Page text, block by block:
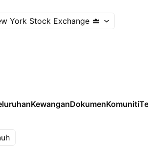
York Stock Exchange
KewanganDokumenKomuniti